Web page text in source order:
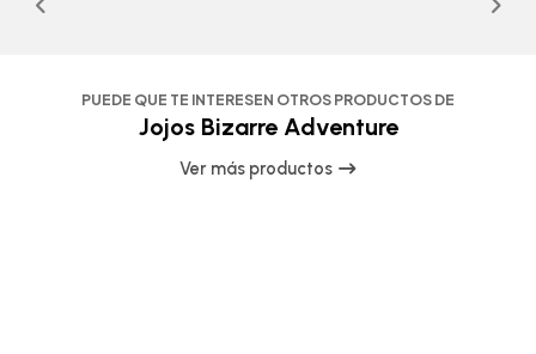
PUEDE QUE TE INTERESEN OTROS PRODUCTOS DE
Jojos Bizarre Adventure
Ver más productos